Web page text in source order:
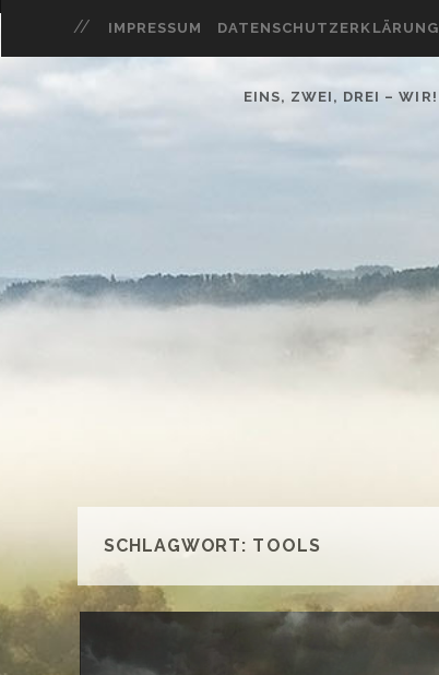
IMPRESSUM DATENSCHUTZERKLÄRUNG
EINS, ZWEI, DREI – WIR!
SCHLAGWORT: TOOLS